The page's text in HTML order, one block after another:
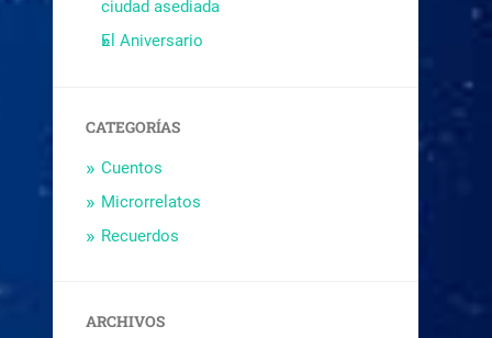
ciudad asediada
El Aniversario
CATEGORÍAS
Cuentos
Microrrelatos
Recuerdos
ARCHIVOS